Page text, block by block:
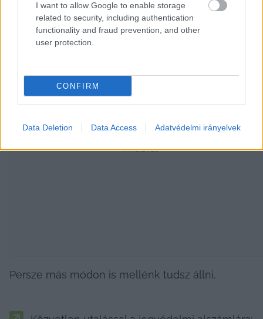
I want to allow Google to enable storage
related to security, including authentication
functionality and fraud prevention, and other
user protection.
CONFIRM
Data Deletion Data Access Adatvédelmi irányelvek
Őszintén? Sose gondoltuk volna,
hogy egyszer a független sajtó az
üres palackokra fog támaszkodni.
De ha ma így lehet megvédeni az újságíróinkat,
akkor vállaljuk. Gyűjtjük az igazságot.
HIRDETÉS
Persze más módon is mellénk tudsz állni.